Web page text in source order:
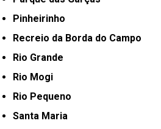
Pinheirinho
Recreio da Borda do Campo
Rio Grande
Rio Mogi
Rio Pequeno
Santa Maria